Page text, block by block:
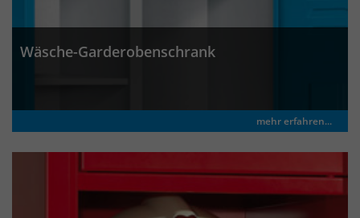
Wäsche-Garderobenschrank
mehr erfahren...